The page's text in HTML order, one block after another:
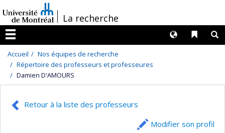
au
contenu
/La recherche
Menu
Liens
Langues
Accueil
Nos équipes de recherche
Répertoire des professeurs et professeures
Damien D'AMOURS
Retour à la liste des professeurs
Modifier son profil